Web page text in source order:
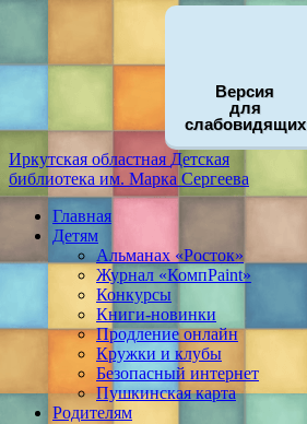
Версия
для
слабовидящих
Иркутская областная Детская
библиотека им. Марка Сергеева
Главная
Детям
Альманах «Росток»
Журнал «КомпPaint»
Конкурсы
Книги-новинки
Продление онлайн
Кружки и клубы
Безопасный интернет
Пушкинская карта
Родителям